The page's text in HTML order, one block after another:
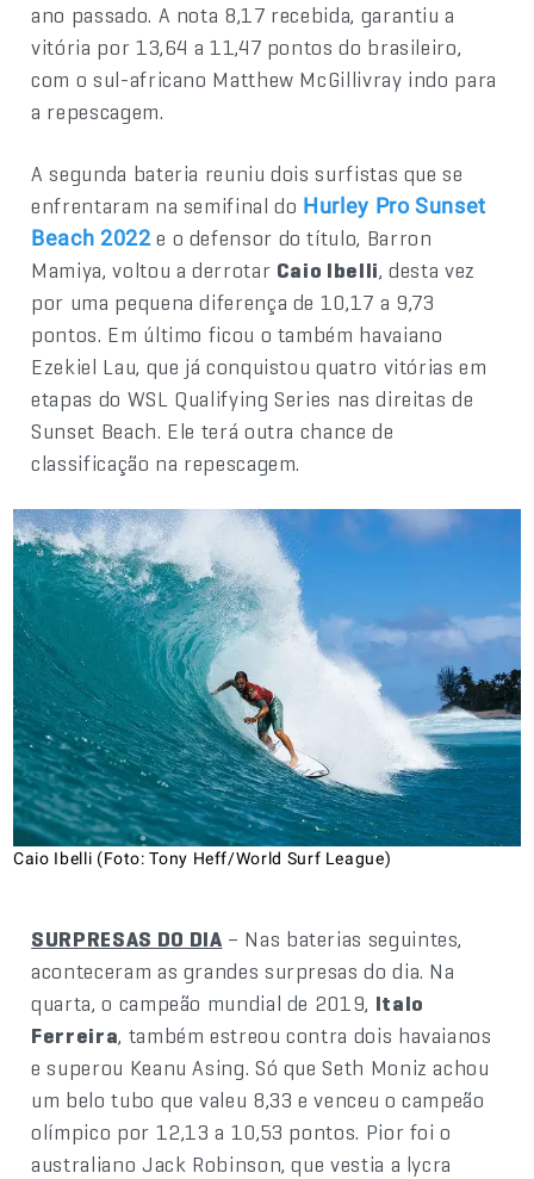
ano passado. A nota 8,17 recebida, garantiu a
vitória por 13,64 a 11,47 pontos do brasileiro,
com o sul-africano Matthew McGillivray indo para
a repescagem.
A segunda bateria reuniu dois surfistas que se
enfrentaram na semifinal do Hurley Pro Sunset
Beach 2022e o defensor do título, Barron
Mamiya, voltou a derrotar Caio Ibelli, desta vez
por uma pequena diferença de 10,17 a 9,73
pontos. Em último ficou o também havaiano
Ezekiel Lau, que já conquistou quatro vitórias em
etapas do WSL Qualifying Series nas direitas de
Sunset Beach. Ele terá outra chance de
classificação na repescagem.
Caio Ibelli (Foto: Tony Heff/World Surf League)
SURPRESAS DO DIA – Nas baterias seguintes,
aconteceram as grandes surpresas do dia. Na
quarta, o campeão mundial de 2019, Italo
Ferreira, também estreou contra dois havaianos
e superou Keanu Asing. Só que Seth Moniz achou
um belo tubo que valeu 8,33 e venceu o campeão
olímpico por 12,13 a 10,53 pontos. Pior foi o
australiano Jack Robinson, que vestia a lycra